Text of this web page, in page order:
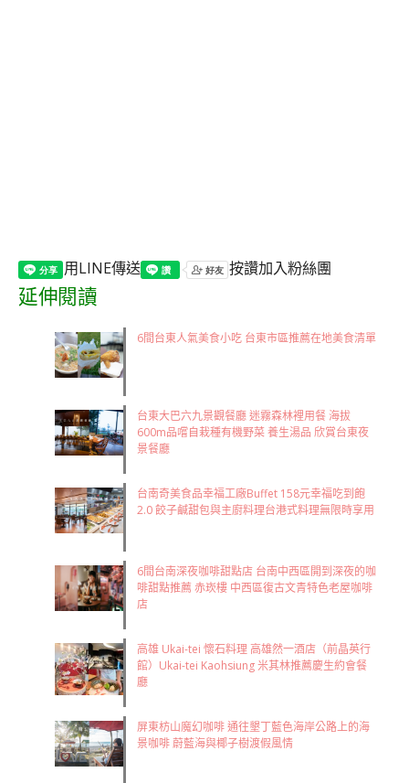
用LINE傳送 按讚加入粉絲團
延伸閱讀
6間台東人氣美食小吃 台東市區推薦在地美食清單
台東大巴六九景觀餐廳 迷霧森林裡用餐 海拔
600m品嚐自栽種有機野菜 養生湯品 欣賞台東夜
景餐廳
台南奇美食品幸福工廠Buffet 158元幸福吃到飽
2.0 餃子鹹甜包與主廚料理台港式料理無限時享用
6間台南深夜咖啡甜點店 台南中西區開到深夜的咖
啡甜點推薦 赤崁樓 中西區復古文青特色老屋咖啡
店
高雄 Ukai-tei 懷石料理 高雄然一酒店（前晶英行
館）Ukai-tei Kaohsiung 米其林推薦慶生約會餐
廳
屏東枋山魔幻咖啡 通往墾丁藍色海岸公路上的海
景咖啡 蔚藍海與椰子樹渡假風情